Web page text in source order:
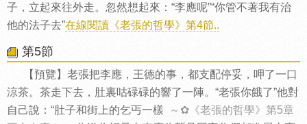
子，立起來往外走。忽然想起來：“李應呢”“你管不著我有治
他的法子去”在線閱讀《老張的哲學》第4節..
第5節
【預覽】老張把李應，王德的事，都支配停妥，呷了一口
涼茶。茶走下去，肚裏咕碌碌的響了一陣。“老張你餓了”他對
自己說：“肚子和街上的乞丐一樣
～✿《老張的哲學》第5章